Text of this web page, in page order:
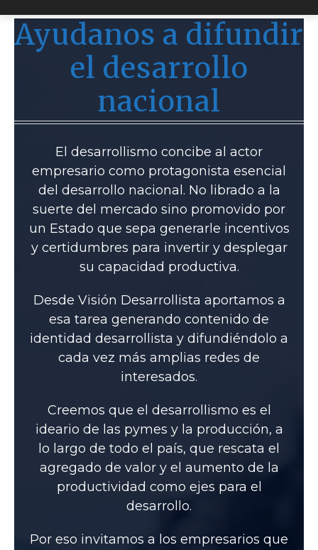
Ayudanos a difundir
el desarrollo
nacional
El desarrollismo concibe al actor
empresario como protagonista esencial
del desarrollo nacional. No librado a la
suerte del mercado sino promovido por
un Estado que sepa generarle incentivos
y certidumbres para invertir y desplegar
su capacidad productiva.
Desde Visión Desarrollista aportamos a
esa tarea generando contenido de
identidad desarrollista y difundiéndolo a
cada vez más amplias redes de
interesados.
Creemos que el desarrollismo es el
ideario de las pymes y la producción, a
lo largo de todo el país, que rescata el
agregado de valor y el aumento de la
productividad como ejes para el
desarrollo.
Por eso invitamos a los empresarios que